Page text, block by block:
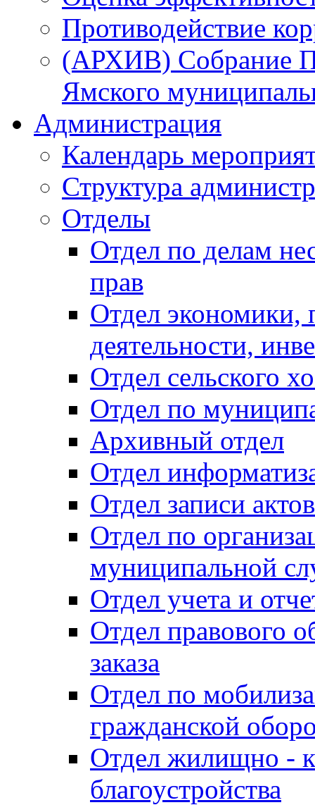
Противодействие
(АРХИВ) Собрание
Ямского
Администрация
Календарь
Структура
Отделы
Отдел по делам
прав
Отдел экономики,
деятельности,
Отдел сельского
Отдел по
Архивный отдел
Отдел
Отдел записи
Отдел по
муниципальной
Отдел учета и
Отдел правового
заказа
Отдел по
гражданской
Отдел жилищно -
благоустройства